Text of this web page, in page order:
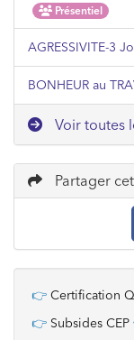
Présentiel
AGRESSIVITE-3
BONHEUR au
Voir toutes
Partager
👉 Certification
👉 Subsides CEP